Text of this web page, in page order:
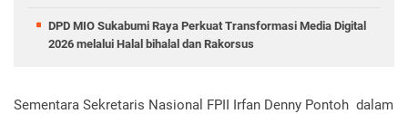
DPD MIO Sukabumi Raya Perkuat Transformasi Media Digital
2026 melalui Halal bihalal dan Rakorsus
Sementara Sekretaris Nasional FPII Irfan Denny Pontoh dalam